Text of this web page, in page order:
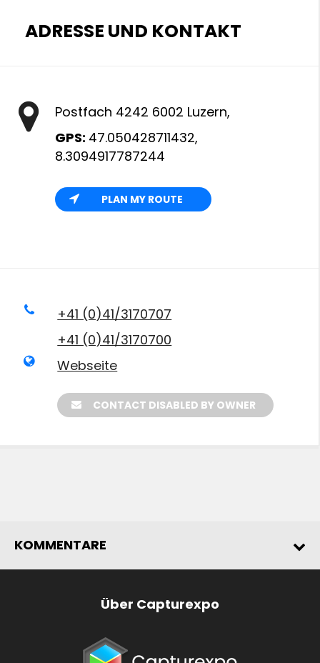
ADRESSE UND KONTAKT
Postfach 4242 6002 Luzern,
GPS: 47.050428711432,
8.3094917787244
PLAN MY ROUTE
+41 (0)41/3170707
+41 (0)41/3170700
Webseite
CONTACT DISABLED BY OWNER
KOMMENTARE
Über Capturexpo